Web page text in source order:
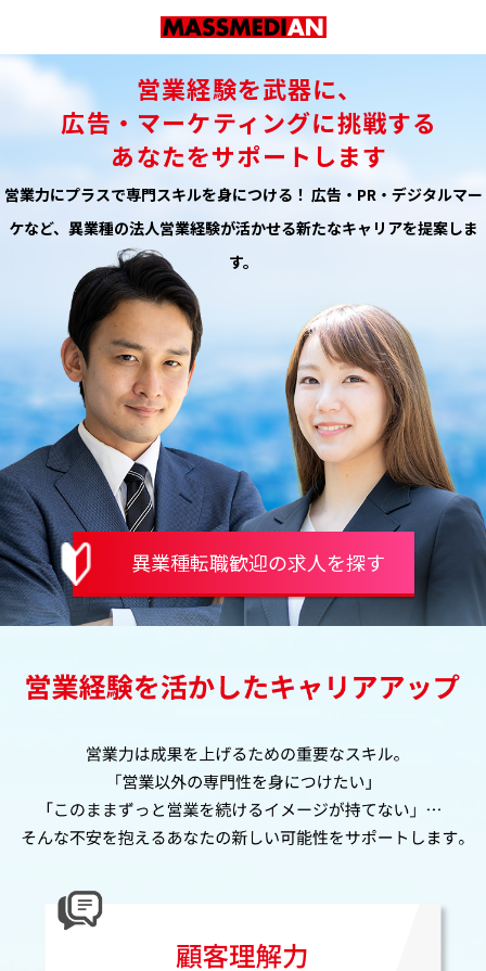
営業経験を武器に、
広告・マーケティングに挑戦する
あなたをサポートします
営業力にプラスで専門スキルを身につける！ 広告・PR・デジタルマー
ケなど、異業種の法人営業経験が活かせる新たなキャリアを提案しま
す。
異業種転職歓迎の求人を探す